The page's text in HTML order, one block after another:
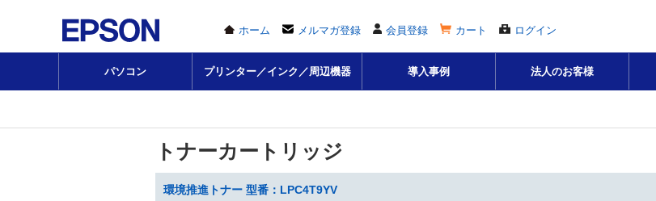
ホーム メルマガ登録 会員登録 カート ログイン
パソコン プリンター／インク／周辺機器 導入事例 法人のお客様
トナーカートリッジ
環境推進トナー 型番：LPC4T9YV